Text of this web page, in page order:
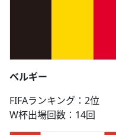
ベルギー
FIFAランキング：2位
W杯出場回数：14回